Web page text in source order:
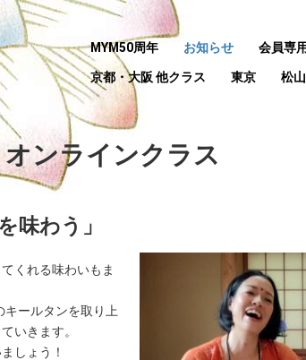
MYM50周年 お知らせ 会員専
京都・大阪 他クラス 東京 松山
ンラインクラス
味わう」
くれる味わいもま
ールタンを取り上
いきます。
しょう！